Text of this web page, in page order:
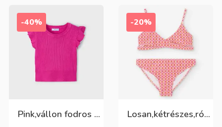
-40%
Pink,vállon fodros csini lány kötött póló
-20%
Losan,kétrészes,rózsaszín,sárga,krém színű fürdőruha